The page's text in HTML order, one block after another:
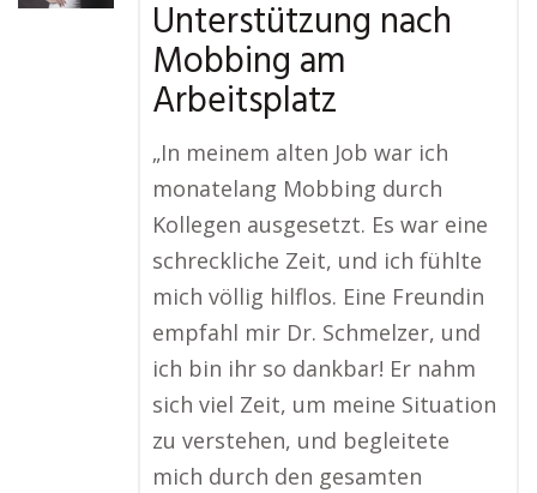
Unterstützung nach
Mobbing am
Arbeitsplatz
„In meinem alten Job war ich
monatelang Mobbing durch
Kollegen ausgesetzt. Es war eine
schreckliche Zeit, und ich fühlte
mich völlig hilflos. Eine Freundin
empfahl mir Dr. Schmelzer, und
ich bin ihr so dankbar! Er nahm
sich viel Zeit, um meine Situation
zu verstehen, und begleitete
mich durch den gesamten